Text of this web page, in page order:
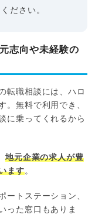
ださい。
志向や未経験の
転職相談には、ハロ
。無料で利用でき、
に乗ってくれるから
地元企業の求人が豊
ます。
ートステーション、
った窓口もありま